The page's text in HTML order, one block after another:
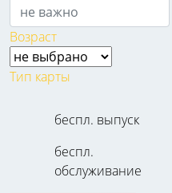
Возраст
Тип карты
беспл. выпуск
беспл.
обслуживание